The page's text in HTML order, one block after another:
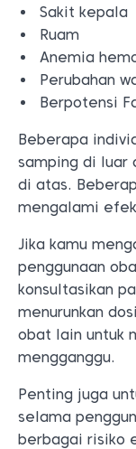
Sakit kepala
Ruam
Anemia
Perubahan
Berpotensi
Beberapa
samping di luar
di atas.
mengalami
Jika kamu
penggunaan
konsultasikan
menurunkan
obat lain untuk
mengganggu.
Penting juga
selama
berbagai risiko